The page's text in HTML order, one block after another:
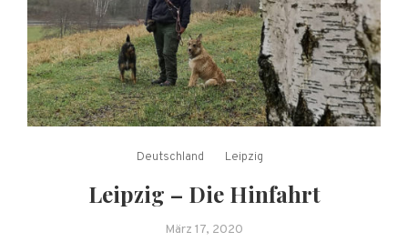
Deutschland Leipzig
Leipzig – Die Hinfahrt
März 17, 2020